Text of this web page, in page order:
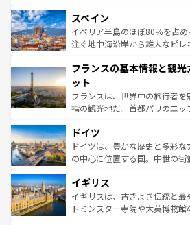
ろん、トスカーナの美しい田園
景など、自然景観も見逃せな
ピザやパスタなど、絶品のイタ
ませてくれるイタリアで、忘れ
なお、新着のイタリア情報は
しい。
スペイン
イベリア半島のほぼ80％を占
注ぐ地中海沿岸から雄大なピレ
文化が根付くこの国では、情熱
れる闘牛、そして美味しいタパ
る。首都マドリードの洗練さ
アートに溢れた街角から、地方
せる。地方によって風土や気候
性で訪
ンテンツ一覧を参照してほしい
フランスの基本情報と観
ット
フランスは、世界中の旅行者
指の観光地だ。首都パリのエッ
で、幅広い魅力が詰まっている
聖堂、美しいビーチ、そして
から魅了する。また、フラン
いる。シャンパンの発祥地であ
香り高いラベンダー畑など、
らに、パリ以外の地域にも魅
ドイツ
ドイツは、豊かな歴史と多彩
の中心に位置する国。中世の
顔を持つこの国は、どこを歩い
ルリンの文化的活気、バイエ
してライン川沿いのワイン畑
イギリス
イギリスは、古きよき伝統と
トミンスター寺院や大英博物